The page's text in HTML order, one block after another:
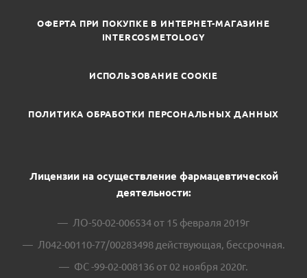
ОФЕРТА ПРИ ПОКУПКЕ В ИНТЕРНЕТ-МАГАЗИНЕ
INTERCOSMETOLOGY
ИСПОЛЬЗОВАНИЕ COOKIE
ПОЛИТИКА ОБРАБОТКИ ПЕРСОНАЛЬНЫХ ДАННЫХ
Лицензии на осуществление фармацевтической
деятельности:
ЛО-50-02-006534 от 15 февраля 2019г
Л042-00110-77/00283498 действующая, бессрочная.
ФС -99-02-008136 от 02 ноября 2020г.